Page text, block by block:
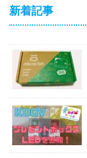
新着記事